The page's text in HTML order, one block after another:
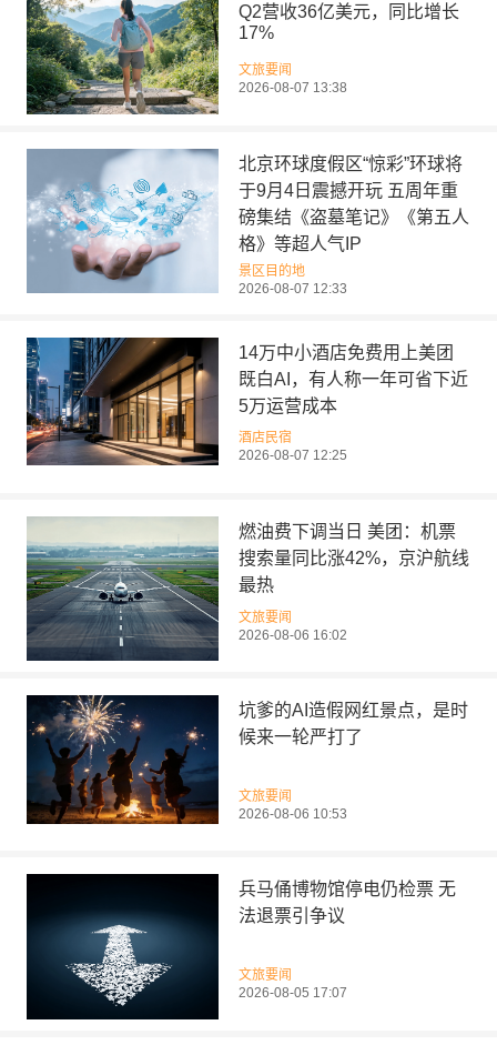
Q2营收36亿美元，同比增长
17%
文旅要闻
2026-08-07 13:38
北京环球度假区“惊彩”环球将
于9月4日震撼开玩 五周年重
磅集结《盗墓笔记》《第五人
格》等超人气IP
景区目的地
2026-08-07 12:33
14万中小酒店免费用上美团
既白AI，有人称一年可省下近
5万运营成本
酒店民宿
2026-08-07 12:25
燃油费下调当日 美团：机票
搜索量同比涨42%，京沪航线
最热
文旅要闻
2026-08-06 16:02
坑爹的AI造假网红景点，是时
候来一轮严打了
文旅要闻
2026-08-06 10:53
兵马俑博物馆停电仍检票 无
法退票引争议
文旅要闻
2026-08-05 17:07